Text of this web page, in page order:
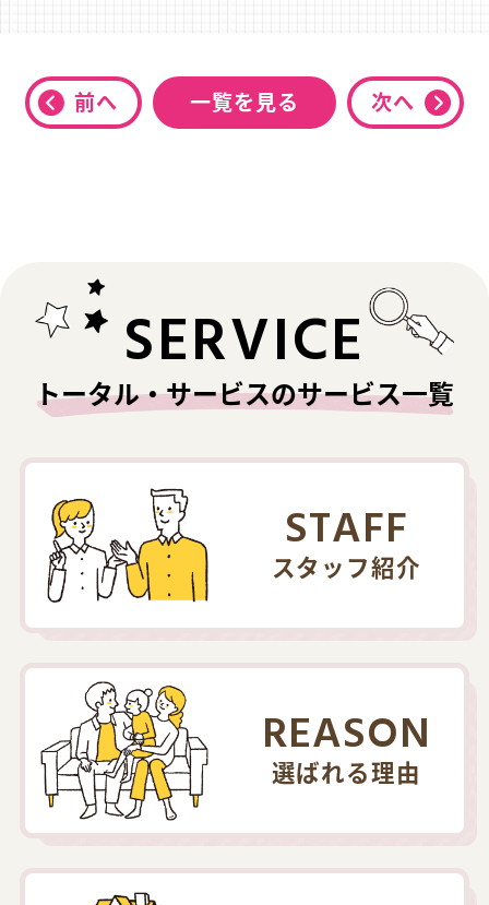
前へ 一覧を見る 次へ
SERVICE
トータル・サービスのサービス一覧
STAFF
スタッフ紹介
REASON
選ばれる理由